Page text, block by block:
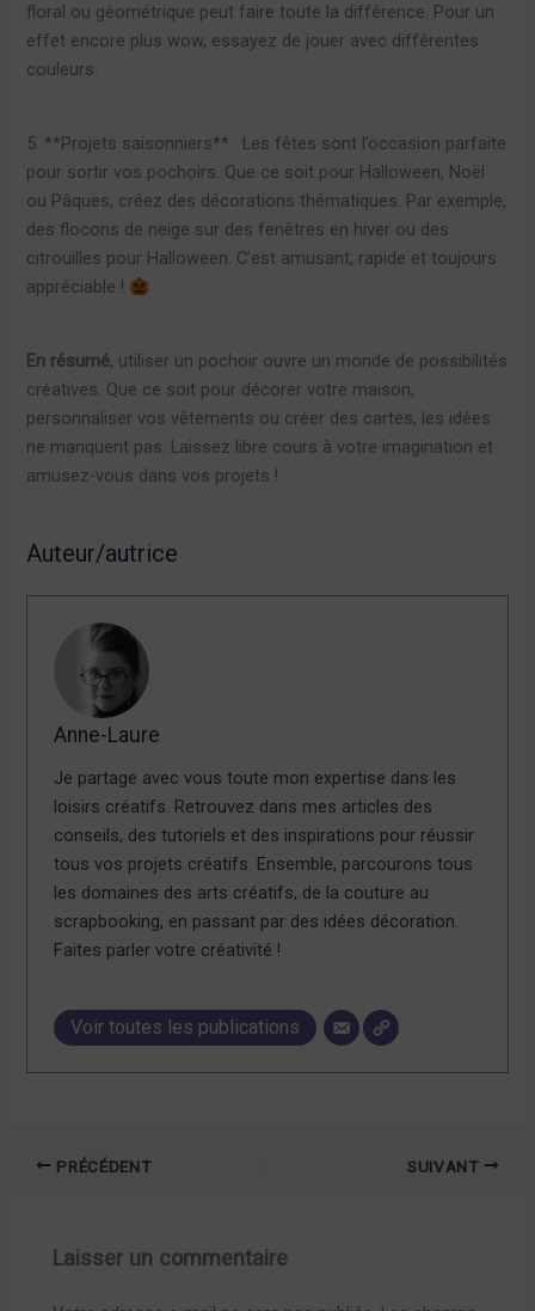
floral ou géométrique peut faire toute la différence. Pour un
effet encore plus wow, essayez de jouer avec différentes
couleurs.
5. **Projets saisonniers** : Les fêtes sont l’occasion parfaite
pour sortir vos pochoirs. Que ce soit pour Halloween, Noël
ou Pâques, créez des décorations thématiques. Par exemple,
des flocons de neige sur des fenêtres en hiver ou des
citrouilles pour Halloween. C’est amusant, rapide et toujours
appréciable !
En résumé, utiliser un pochoir ouvre un monde de possibilités
créatives. Que ce soit pour décorer votre maison,
personnaliser vos vêtements ou créer des cartes, les idées
ne manquent pas. Laissez libre cours à votre imagination et
amusez-vous dans vos projets !
Auteur/autrice
Anne-Laure
Je partage avec vous toute mon expertise dans les
loisirs créatifs. Retrouvez dans mes articles des
conseils, des tutoriels et des inspirations pour réussir
tous vos projets créatifs. Ensemble, parcourons tous
les domaines des arts créatifs, de la couture au
scrapbooking, en passant par des idées décoration.
Faites parler votre créativité !
Voir toutes les publications
PRÉCÉDENT SUIVANT
Laisser un commentaire